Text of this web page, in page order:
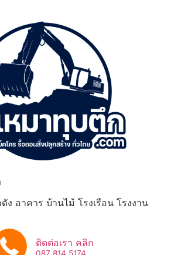
ง อาคาร บ้านไม้ โรงเรือน โรงงาน
ติดต่อเรา คลิก